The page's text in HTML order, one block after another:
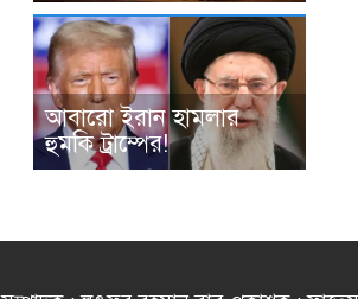
আবারো ইরান হামলার
হুমকি ট্রাম্পের!